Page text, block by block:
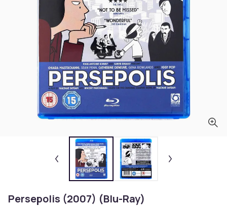
Persepolis (2007) (Blu-Ray)